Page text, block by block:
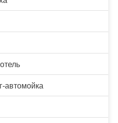
автомойка